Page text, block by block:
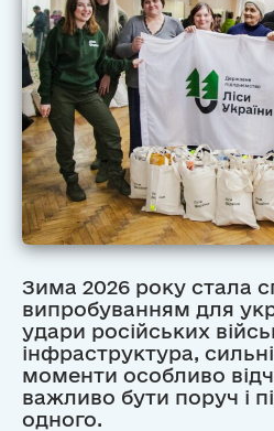
Зима 2026 року стала
випробуванням для
удари російських
інфраструктура,
моменти особливо
важливо бути поруч і
одного.